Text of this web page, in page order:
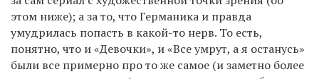
этом ниже); а за то, что Германика и правда
умудрилась попасть в какой-то нерв. То есть,
понятно, что и «Девочки», и «Все умрут, а я останусь»
были все примерно про то же самое (и заметно более